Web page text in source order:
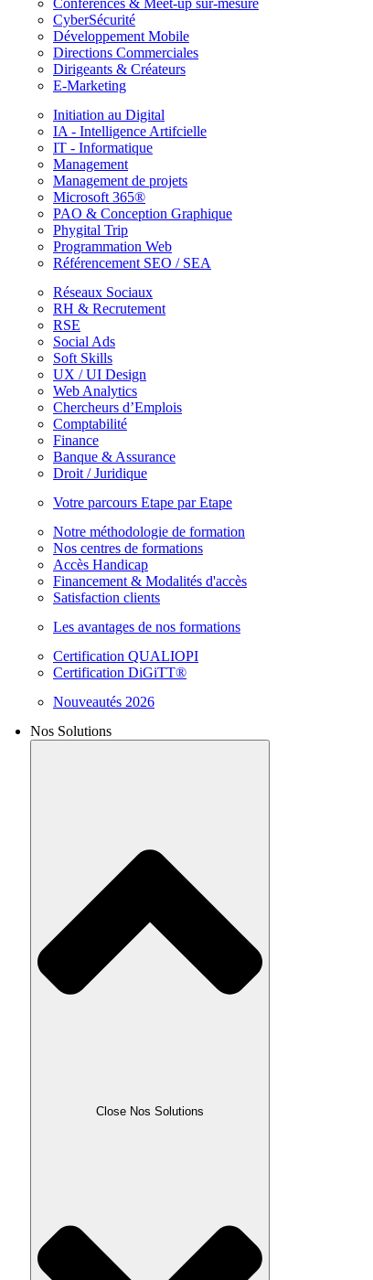
CyberSécurité
Développement Mobile
Directions Commerciales
Dirigeants & Créateurs
E-Marketing
Initiation au Digital
IA - Intelligence Artifcielle
IT - Informatique
Management
Management de projets
Microsoft 365®
PAO & Conception Graphique
Phygital Trip
Programmation Web
Référencement SEO / SEA
Réseaux Sociaux
RH & Recrutement
RSE
Social Ads
Soft Skills
UX / UI Design
Web Analytics
Chercheurs d’Emplois
Comptabilité
Finance
Banque & Assurance
Droit / Juridique
Votre parcours Etape par Etape
Notre méthodologie de formation
Nos centres de formations
Accès Handicap
Financement & Modalités d'accès
Satisfaction clients
Les avantages de nos formations
Certification QUALIOPI
Certification DiGiTT®
Nouveautés 2026
Nos Solutions
Close Nos Solutions